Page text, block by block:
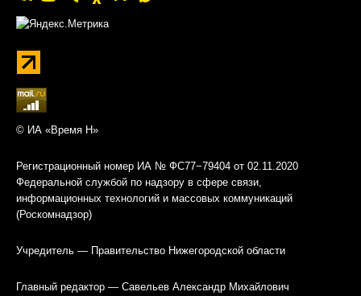
© ИА «Время Н»
Регистрационный номер ИА № ФС77−79404 от 02.11.2020
Федеральной службой по надзору в сфере связи,
информационных технологий и массовых коммуникаций
(Роскомнадзор)
Учредитель — Правительство Нижегородской области
Главный редактор — Савельев Александр Михайлович